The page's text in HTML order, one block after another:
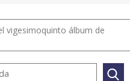
vigesimoquinto álbum de